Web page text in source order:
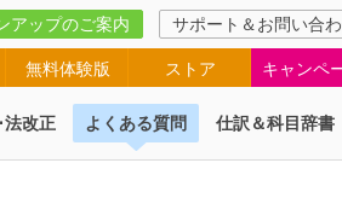
アップのご案内 サポート＆お問い合
無料体験版 ストア キャンペ
法改正 よくある質問 仕訳＆科目辞書